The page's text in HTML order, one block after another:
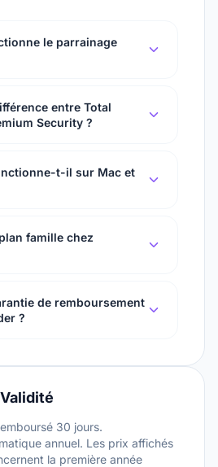
le parrainage
entre Total
Security ?
t-il sur Mac et
famille chez
de remboursement
?
30 jours.
annuel. Les prix affichés
la première année